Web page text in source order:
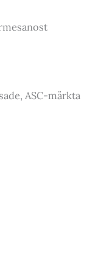
ASC-märkta